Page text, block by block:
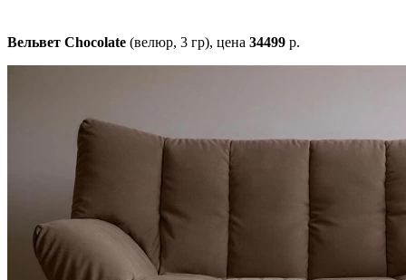
Вельвет Chocolate (велюр, 3 гр), цена 34499 р.